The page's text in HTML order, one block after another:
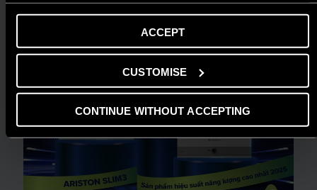
ACCEPT
CUSTOMISE
CONTINUE WITHOUT ACCEPTING